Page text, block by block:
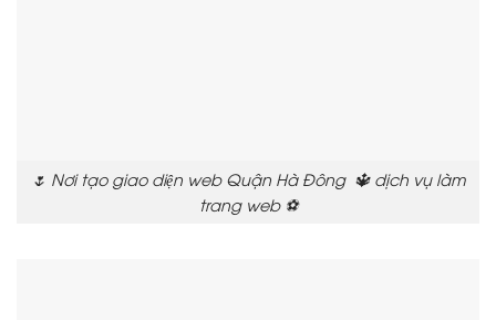
🌷 Nơi tạo giao diện web Quận Hà Đông 🔱 dịch vụ làm
trang web ⚽